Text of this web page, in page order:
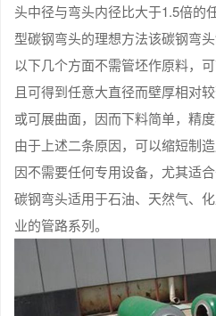
头中径与弯头内径比大于1.5倍的
型碳钢弯头的理想方法该碳钢弯
以下几个方面不需管坯作原料，
且可得到任意大直径而壁厚相对
或可展曲面，因而下料简单，精
由于上述二条原因，可以缩短制
因不需要任何专用设备，尤其适
碳钢弯头适用于石油、天然气、
业的管路系列。